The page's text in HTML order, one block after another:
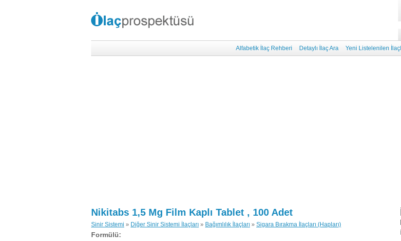
Alfabetik İlaç Rehberi
Detaylı İlaç Ara Yeni Listelenilen
Nikitabs 1,5 Mg Film Kaplı Tablet , 100 Adet
Sinir Sistemi » Diğer Sinir Sistemi İlaçları » Bağımlılık İlaçları » Sigara Bırakma İlaçları (Hapları)
Formülü: